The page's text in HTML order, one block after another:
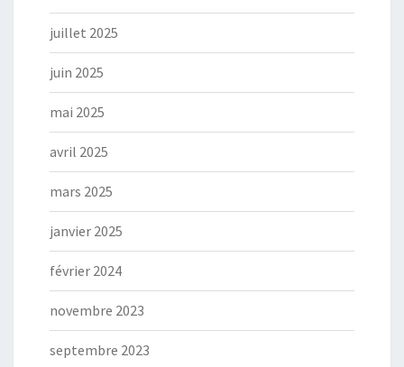
juillet 2025
juin 2025
mai 2025
avril 2025
mars 2025
janvier 2025
février 2024
novembre 2023
septembre 2023